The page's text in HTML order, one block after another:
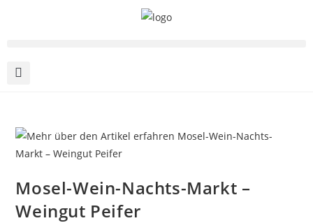
Mosel-Wein-Nachts-Markt –
Weingut Peifer